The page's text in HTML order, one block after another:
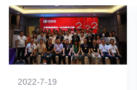
2022-7-19